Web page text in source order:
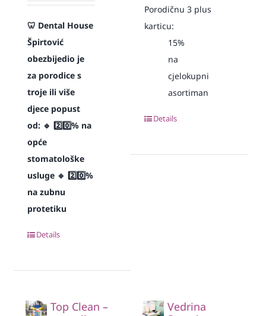
🦷 Dental House
Špirtović
obezbijedio je
za porodice s
troje ili više
djece popust
od: 🔹 2️⃣0️⃣% na
opće
stomatološke
usluge 🔹 2️⃣0️⃣%
na zubnu
protetiku
Details
Porodičnu 3 plus
karticu:
15%
na
cjelokupni
asortiman
Details
Top Clean –
Vedrina